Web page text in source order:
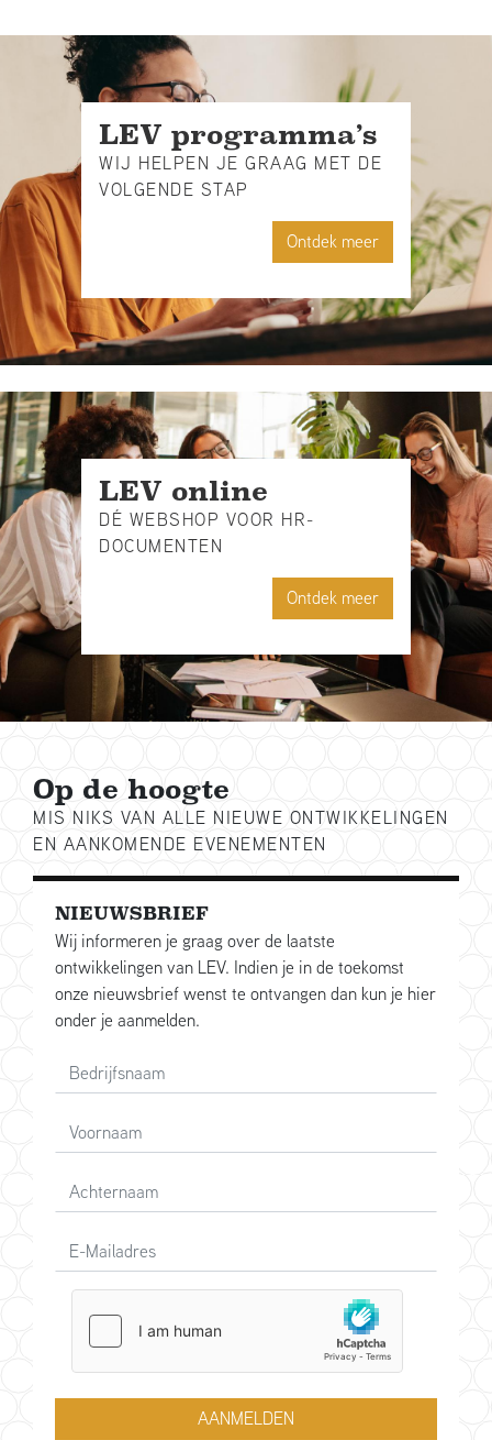
LEV programma’s
WIJ HELPEN JE GRAAG MET DE
VOLGENDE STAP
Ontdek meer
LEV online
DÉ WEBSHOP VOOR HR-
DOCUMENTEN
Ontdek meer
Op de hoogte
MIS NIKS VAN ALLE NIEUWE ONTWIKKELINGEN
EN AANKOMENDE EVENEMENTEN
NIEUWSBRIEF
Wij informeren je graag over de laatste
ontwikkelingen van LEV. Indien je in de toekomst
onze nieuwsbrief wenst te ontvangen dan kun je hier
onder je aanmelden.
AANMELDEN